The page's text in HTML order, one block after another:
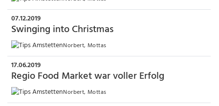
07.12.2019
Swinging into Christmas
Norbert, Mottas
17.06.2019
Regio Food Market war voller Erfolg
Norbert, Mottas